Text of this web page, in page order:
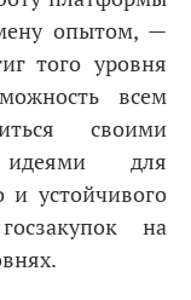
опытом, —
того уровня
всем
своими
для
и устойчивого
на